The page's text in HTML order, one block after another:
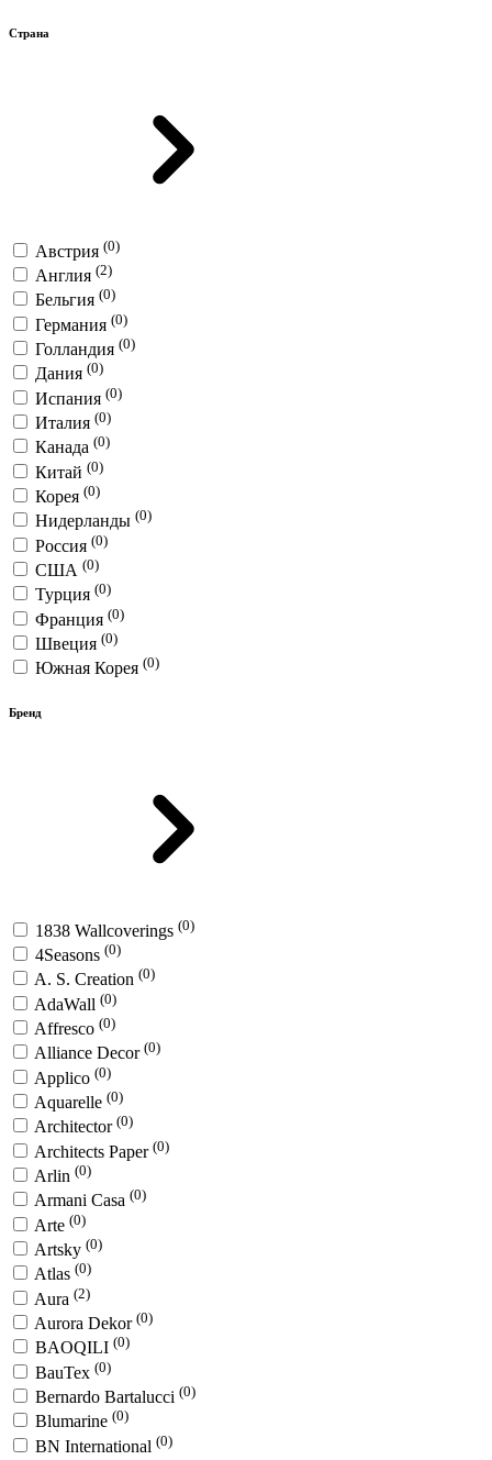
Страна
Австрия (0)
Англия (2)
Бельгия (0)
Германия (0)
Голландия (0)
Дания (0)
Испания (0)
Италия (0)
Канада (0)
Китай (0)
Корея (0)
Нидерланды (0)
Россия (0)
США (0)
Турция (0)
Франция (0)
Швеция (0)
Южная Корея (0)
Бренд
1838 Wallcoverings (0)
4Seasons (0)
A. S. Creation (0)
AdaWall (0)
Affresco (0)
Alliance Decor (0)
Applico (0)
Aquarelle (0)
Architector (0)
Architects Paper (0)
Arlin (0)
Armani Casa (0)
Arte (0)
Artsky (0)
Atlas (0)
Aura (2)
Aurora Dekor (0)
BAOQILI (0)
BauTex (0)
Bernardo Bartalucci (0)
Blumarine (0)
BN International (0)